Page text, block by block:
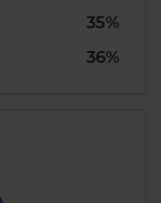
35%
36%